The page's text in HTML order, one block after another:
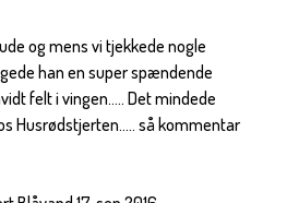
og mens vi tjekkede nogle
han en super spændende
felt i vingen..... Det mindede
Husrødstjerten..... så kommentar